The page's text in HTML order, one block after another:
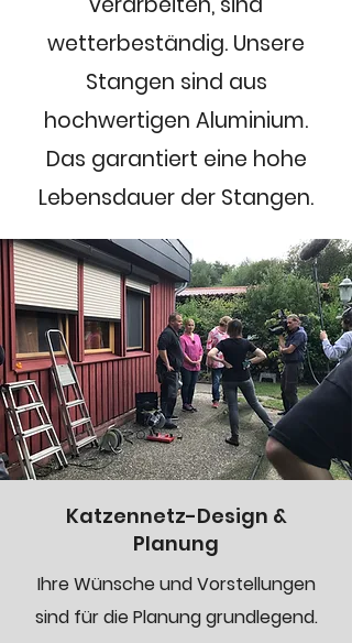
wetterbeständig. Unsere
Stangen sind aus
hochwertigen Aluminium.
Das garantiert eine hohe
Lebensdauer der Stangen.
Katzennetz-Design &
Planung
Ihre Wünsche und Vorstellungen
sind für die Planung grundlegend.